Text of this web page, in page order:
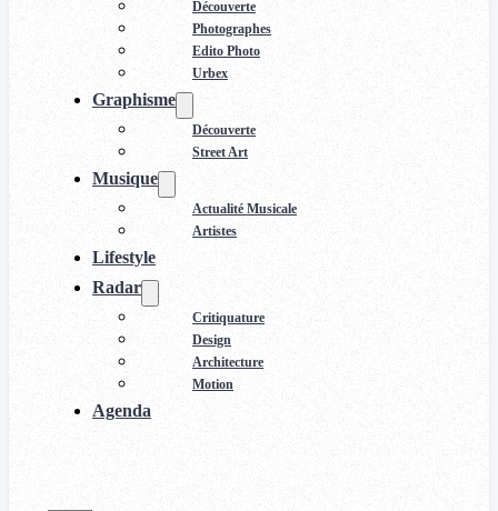
Découverte
Photographes
Edito Photo
Urbex
Graphisme
Découverte
Street Art
Musique
Actualité Musicale
Artistes
Lifestyle
Radar
Critiquature
Design
Architecture
Motion
Agenda